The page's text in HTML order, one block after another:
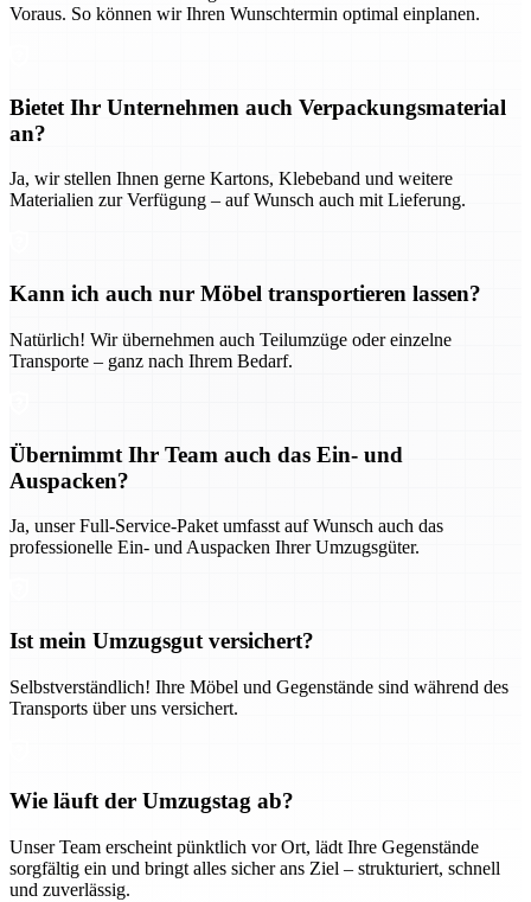
Voraus. So können wir Ihren Wunschtermin optimal einplanen.
Bietet Ihr Unternehmen auch Verpackungsmaterial
an?
Ja, wir stellen Ihnen gerne Kartons, Klebeband und weitere
Materialien zur Verfügung – auf Wunsch auch mit Lieferung.
Kann ich auch nur Möbel transportieren lassen?
Natürlich! Wir übernehmen auch Teilumzüge oder einzelne
Transporte – ganz nach Ihrem Bedarf.
Übernimmt Ihr Team auch das Ein- und
Auspacken?
Ja, unser Full-Service-Paket umfasst auf Wunsch auch das
professionelle Ein- und Auspacken Ihrer Umzugsgüter.
Ist mein Umzugsgut versichert?
Selbstverständlich! Ihre Möbel und Gegenstände sind während des
Transports über uns versichert.
Wie läuft der Umzugstag ab?
Unser Team erscheint pünktlich vor Ort, lädt Ihre Gegenstände
sorgfältig ein und bringt alles sicher ans Ziel – strukturiert, schnell
und zuverlässig.